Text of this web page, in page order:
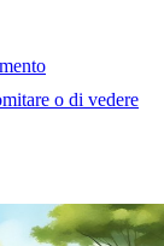
o di vedere